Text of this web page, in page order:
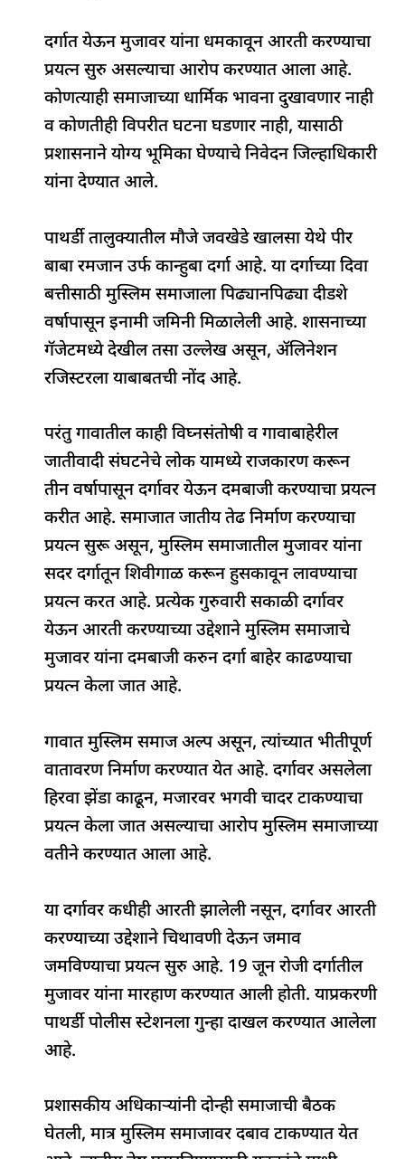
दर्गात येऊन मुजावर यांना धमकावून आरती करण्याचा
प्रयत्न सुरु असल्याचा आरोप करण्यात आला आहे.
कोणत्याही समाजाच्या धार्मिक भावना दुखावणार नाही
व कोणतीही विपरीत घटना घडणार नाही, यासाठी
प्रशासनाने योग्य भूमिका घेण्याचे निवेदन जिल्हाधिकारी
यांना देण्यात आले.
पाथर्डी तालुक्यातील मौजे जवखेडे खालसा येथे पीर
बाबा रमजान उर्फ कान्हुबा दर्गा आहे. या दर्गाच्या दिवा
बत्तीसाठी मुस्लिम समाजाला पिढ्यानपिढ्या दीडशे
वर्षापासून इनामी जमिनी मिळालेली आहे. शासनाच्या
गॅजेटमध्ये देखील तसा उल्लेख असून, ॲलिनेशन
रजिस्टरला याबाबतची नोंद आहे.
परंतु गावातील काही विघ्नसंतोषी व गावाबाहेरील
जातीवादी संघटनेचे लोक यामध्ये राजकारण करून
तीन वर्षापासून दर्गावर येऊन दमबाजी करण्याचा प्रयत्न
करीत आहे. समाजात जातीय तेढ निर्माण करण्याचा
प्रयत्न सुरू असून, मुस्लिम समाजातील मुजावर यांना
सदर दर्गातून शिवीगाळ करून हुसकावून लावण्याचा
प्रयत्न करत आहे. प्रत्येक गुरुवारी सकाळी दर्गावर
येऊन आरती करण्याच्या उद्देशाने मुस्लिम समाजाचे
मुजावर यांना दमबाजी करुन दर्गा बाहेर काढण्याचा
प्रयत्न केला जात आहे.
गावात मुस्लिम समाज अल्प असून, त्यांच्यात भीतीपूर्ण
वातावरण निर्माण करण्यात येत आहे. दर्गावर असलेला
हिरवा झेंडा काढून, मजारवर भगवी चादर टाकण्याचा
प्रयत्न केला जात असल्याचा आरोप मुस्लिम समाजाच्या
वतीने करण्यात आला आहे.
या दर्गावर कधीही आरती झालेली नसून, दर्गावर आरती
करण्याच्या उद्देशाने चिथावणी देऊन जमाव
जमविण्याचा प्रयत्न सुरु आहे. 19 जून रोजी दर्गातील
मुजावर यांना मारहाण करण्यात आली होती. याप्रकरणी
पाथर्डी पोलीस स्टेशनला गुन्हा दाखल करण्यात आलेला
आहे.
प्रशासकीय अधिकाऱ्यांनी दोन्ही समाजाची बैठक
घेतली, मात्र मुस्लिम समाजावर दबाव टाकण्यात येत